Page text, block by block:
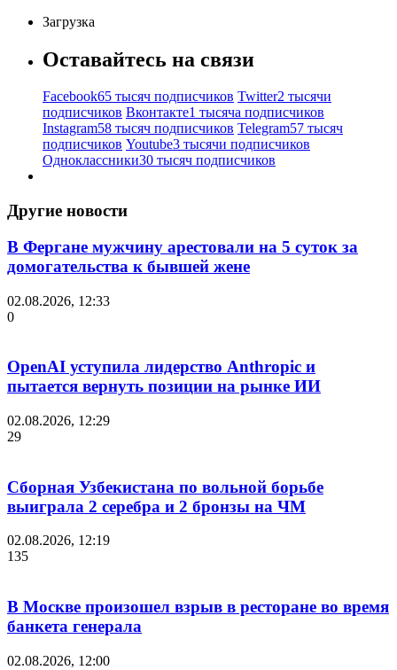
Загрузка
Оставайтесь на связи
Facebook65 тысяч подписчиков Twitter2 тысячи
подписчиков Вконтакте1 тысяча подписчиков
Instagram58 тысяч подписчиков Telegram57 тысяч
подписчиков Youtube3 тысячи подписчиков
Одноклассники30 тысяч подписчиков
Другие новости
В Фергане мужчину арестовали на 5 суток за
домогательства к бывшей жене
02.08.2026, 12:33
0
OpenAI уступила лидерство Anthropic и
пытается вернуть позиции на рынке ИИ
02.08.2026, 12:29
29
Сборная Узбекистана по вольной борьбе
выиграла 2 серебра и 2 бронзы на ЧМ
02.08.2026, 12:19
135
В Москве произошел взрыв в ресторане во время
банкета генерала
02.08.2026, 12:00